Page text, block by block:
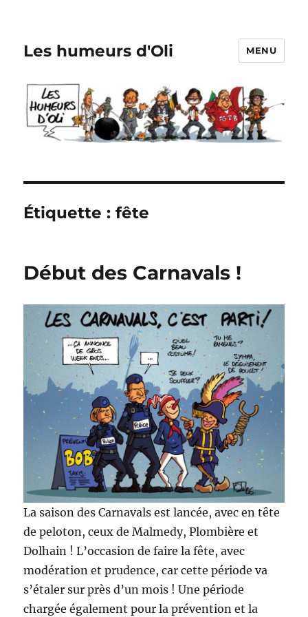
Les humeurs d'Oli MENU
Étiquette :fête
Début des Carnavals !
La saison des Carnavals est lancée, avec en tête
de peloton, ceux de Malmedy, Plombière et
Dolhain ! L’occasion de faire la fête, avec
modération et prudence, car cette période va
s’étaler sur près d’un mois ! Une période
chargée également pour la prévention et la